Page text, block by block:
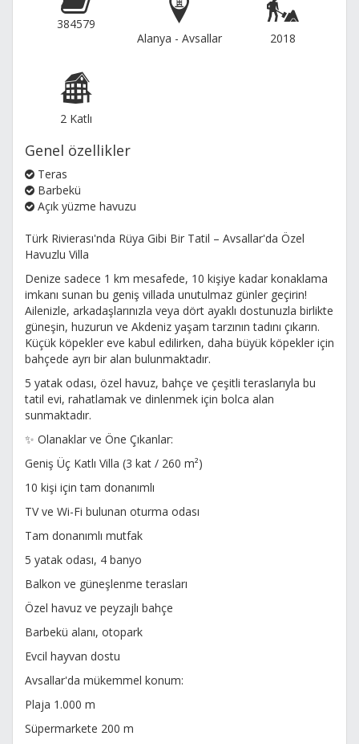
384579
Alanya - Avsallar
2018
2 Katlı
Genel özellikler
Teras
Barbekü
Açık yüzme havuzu
Türk Rivierası'nda Rüya Gibi Bir Tatil – Avsallar'da Özel
Havuzlu Villa
Denize sadece 1 km mesafede, 10 kişiye kadar konaklama
imkanı sunan bu geniş villada unutulmaz günler geçirin!
Ailenizle, arkadaşlarınızla veya dört ayaklı dostunuzla birlikte
güneşin, huzurun ve Akdeniz yaşam tarzının tadını çıkarın.
Küçük köpekler eve kabul edilirken, daha büyük köpekler için
bahçede ayrı bir alan bulunmaktadır.
5 yatak odası, özel havuz, bahçe ve çeşitli teraslarıyla bu
tatil evi, rahatlamak ve dinlenmek için bolca alan
sunmaktadır.
✨ Olanaklar ve Öne Çıkanlar:
Geniş Üç Katlı Villa (3 kat / 260 m²)
10 kişi için tam donanımlı
TV ve Wi-Fi bulunan oturma odası
Tam donanımlı mutfak
5 yatak odası, 4 banyo
Balkon ve güneşlenme terasları
Özel havuz ve peyzajlı bahçe
Barbekü alanı, otopark
Evcil hayvan dostu
Avsallar'da mükemmel konum:
Plaja 1.000 m
Süpermarkete 200 m